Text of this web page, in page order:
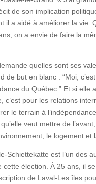
de son implication
il a aidé à améliorer la vie.
on a envie de faire la
quelles sont ses
de but en blanc : “Moi,
du Québec.” Et si elle
c’est pour les relations
le terrain à
veut mettre de
le logement et
Schiettekatte est l’un des
cette élection. À 25 ans, il
de Laval-Les îles